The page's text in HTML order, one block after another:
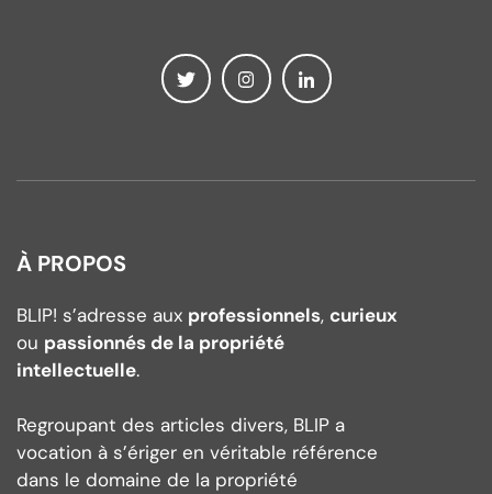
À PROPOS
BLIP! s’adresse aux professionnels, curieux
ou passionnés de la propriété
intellectuelle.
Regroupant des articles divers, BLIP a
vocation à s’ériger en véritable référence
dans le domaine de la propriété